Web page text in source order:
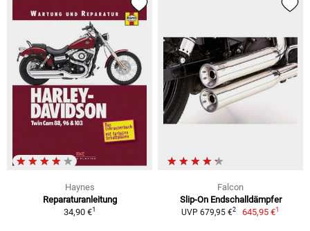
Haynes
Reparaturanleitung
34,90 €1
Falcon
Slip-On Endschalldämpfer
UVP 679,95 €2 645,95 €1